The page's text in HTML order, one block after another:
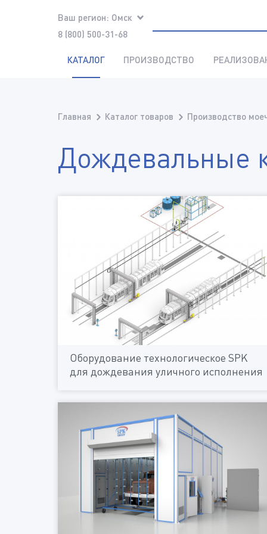
Ваш регион: Омск
8 (800) 500-31-68
КАТАЛОГ ПРОИЗВОДСТВО
Главная Каталог товаров Производство
Дождевальные
Оборудование технологическое SPK
для дождевания уличного исполнения